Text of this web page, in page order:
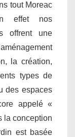
tout Moreac
effet nos
offrent une
la création,
types de
des espaces
appelé «
la conception
est basée